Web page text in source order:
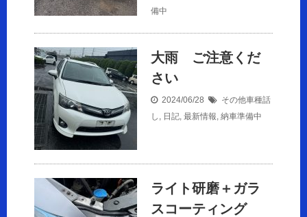
備中
大雨 ご注意くだ
さい
2024/06/28
その他車種話
し , 日記, 最新情報, 納車準備中
ライト研磨＋ガラ
スコーティング